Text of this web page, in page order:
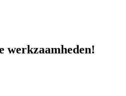
werkzaamheden!